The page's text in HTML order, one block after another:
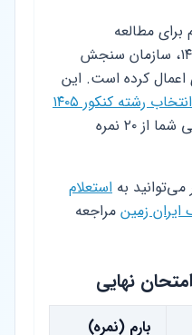
برای مطالعه
هوشمندانه است. در سال ۱۴۰۵، سازمان سنجش
اعمال کرده است. این
رشته کنکور ۱۴۰۵
بسیار حیاتی است. نمره نهایی شما از ۲۰ نمره
به استعلام
ایران زمین مراجعه
نهایی
بارم (نمره)